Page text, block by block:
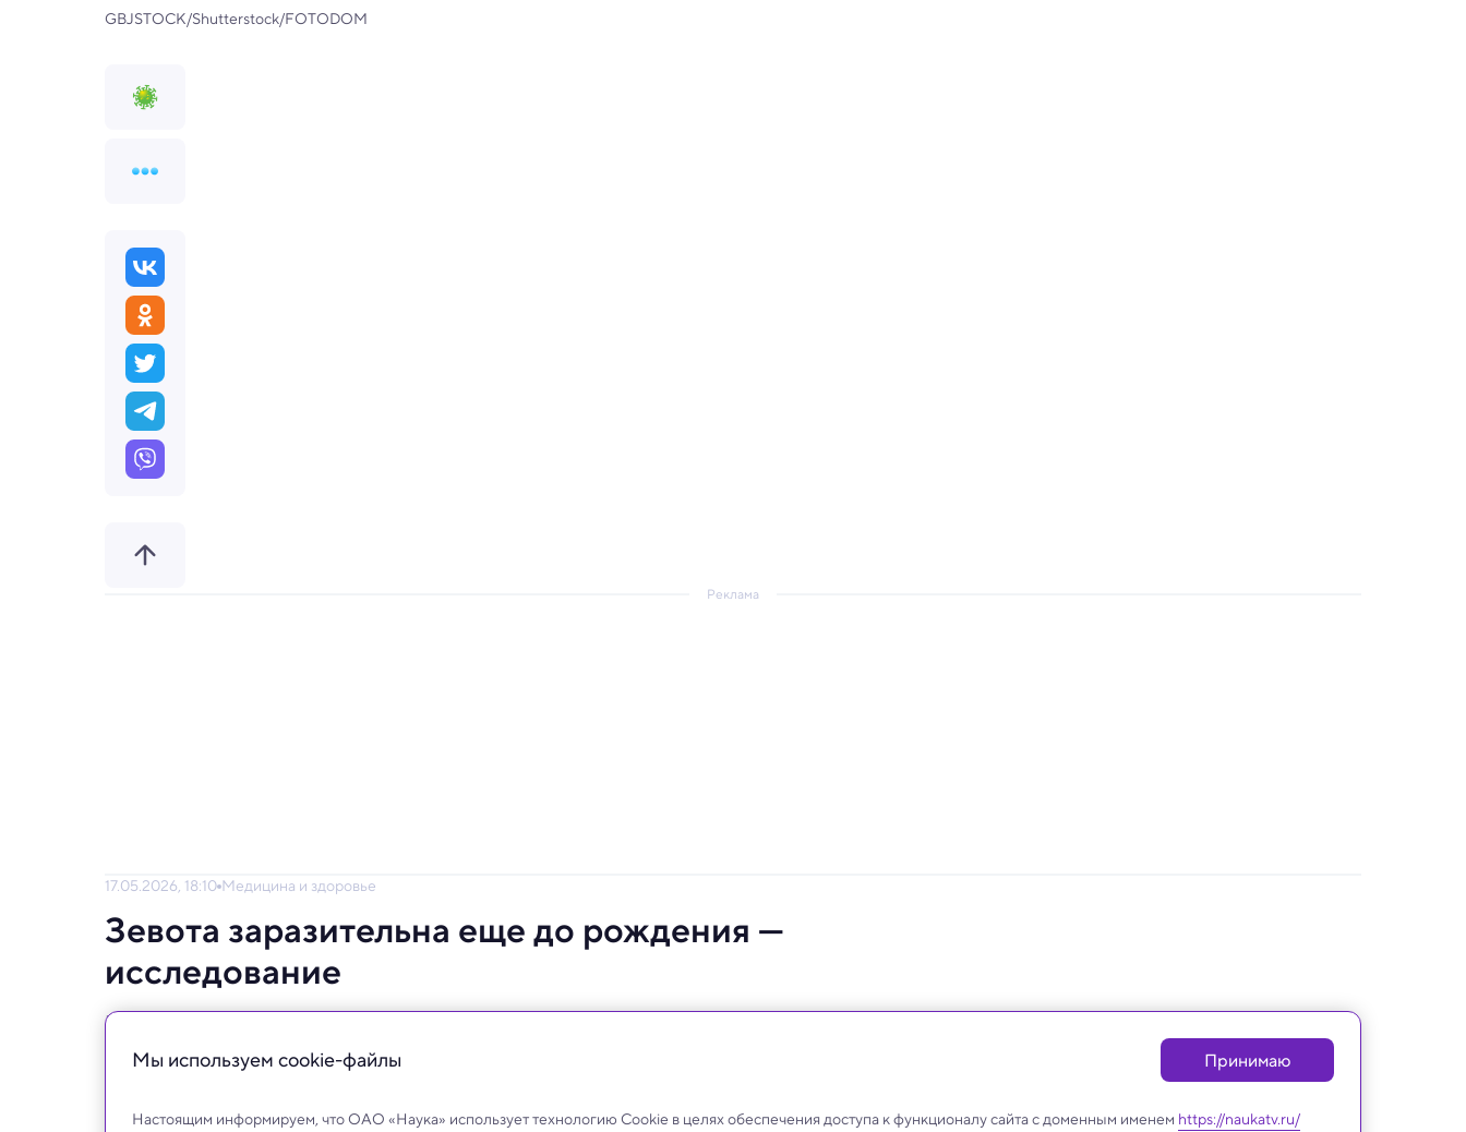
GBJSTOCK/Shutterstock/FOTODOM
Реклама
17.05.2026, 18:10 Медицина и здоровье
Зевота заразительна еще до рождения —
исследование
Плод в утробе может начинать зевать вслед за матерью еще в третьем триместре
беременности — почему так происходит.
Мы используем сookie-файлы Принимаю
Настоящим информируем, что ОАО «Наука» использует технологию Cookie в целях обеспечения доступа к функционалу сайта с доменным именем https://naukatv.ru/